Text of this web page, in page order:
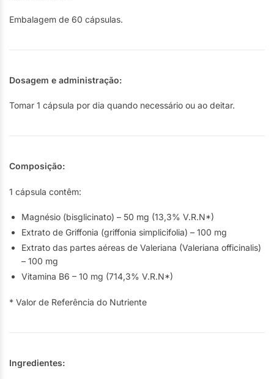
Embalagem de 60 cápsulas.
Dosagem e administração:
Tomar 1 cápsula por dia quando necessário ou ao deitar.
Composição:
1 cápsula contêm:
Magnésio (bisglicinato) – 50 mg (13,3% V.R.N*)
Extrato de Griffonia (griffonia simplicifolia) – 100 mg
Extrato das partes aéreas de Valeriana (Valeriana officinalis)
– 100 mg
Vitamina B6 – 10 mg (714,3% V.R.N*)
* Valor de Referência do Nutriente
Ingredientes: